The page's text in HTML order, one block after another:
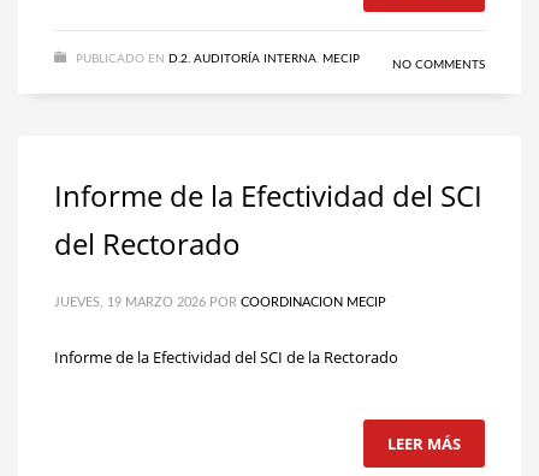
PUBLICADO EN D.2. AUDITORÍA INTERNA MECIP NO COMMENTS
Informe de la Efectividad del SCI
del Rectorado
JUEVES, 19 MARZO 2026 POR COORDINACION MECIP
Informe de la Efectividad del SCI de la Rectorado
LEER MÁS